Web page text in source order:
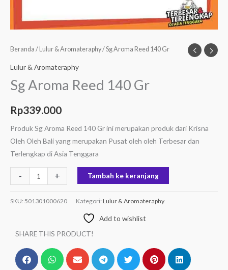
Beranda / Lulur & Aromateraphy/ Sg Aroma Reed 140 Gr
Lulur & Aromateraphy
Sg Aroma Reed 140 Gr
Rp339.000
Produk Sg Aroma Reed 140 Gr ini merupakan produk dari Krisna
Oleh Oleh Bali yang merupakan Pusat oleh oleh Terbesar dan
Terlengkap di Asia Tenggara
- + Tambah ke keranjang
SKU: 501301000620 Kategori: Lulur & Aromateraphy
Add to wishlist
SHARE THIS PRODUCT!